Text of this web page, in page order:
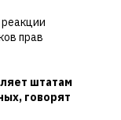
прав
штатам
говорят